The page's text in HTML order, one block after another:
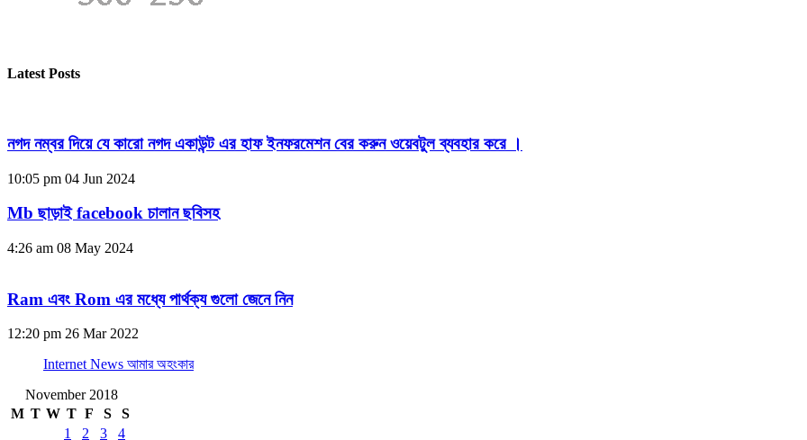
Latest Posts
নগদ নম্বর দিয়ে যে কারো নগদ একাউন্ট এর হাফ ইনফরমেশন বের করুন ওয়েবটুল ব্যবহার করে ।
10:05 pm 04 Jun 2024
Mb ছাড়াই facebook চালান ছবিসহ
4:26 am 08 May 2024
Ram এবং Rom এর মধ্যে পার্থক্য গুলো জেনে নিন
12:20 pm 26 Mar 2022
Internet News আমার অহংকার
November 2018
M T W T F S
S
1
2 3 4